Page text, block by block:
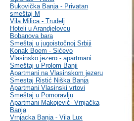
Bukovička Banja - Privatan
smeštaj M
Vila Milica - Trudelj
Hoteli u Arandjelovcu
Bobanova bara
Smeštaj u jugoistočnoj Srbiji
Konak Boem - Sićevo
Vlasinsko jezero - apartmani
Smeštaj u Prolom Banji
Apartmani na Vlasinskom jezeru
Smestaj Ristić Niška Banja
Apartmani Vlasinski vrtovi
Smeštaj u Pomoravlju
Apartmani Makojević- Vrnjačka
Banja
Vrnjacka Banja - Vila Lux